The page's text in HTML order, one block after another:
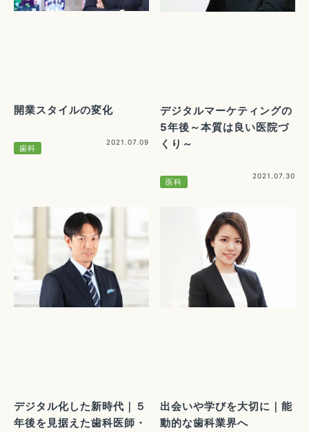
開業スタイルの変化
歯科
2021.07.09
デジタルマーケティングの
5年後～本質は良い医院づ
くり～
医科
2021.07.30
デジタル化した新時代｜５
年後を見据えた歯科医師・
出会いや学びを大切に｜能
動的な歯科業界へ